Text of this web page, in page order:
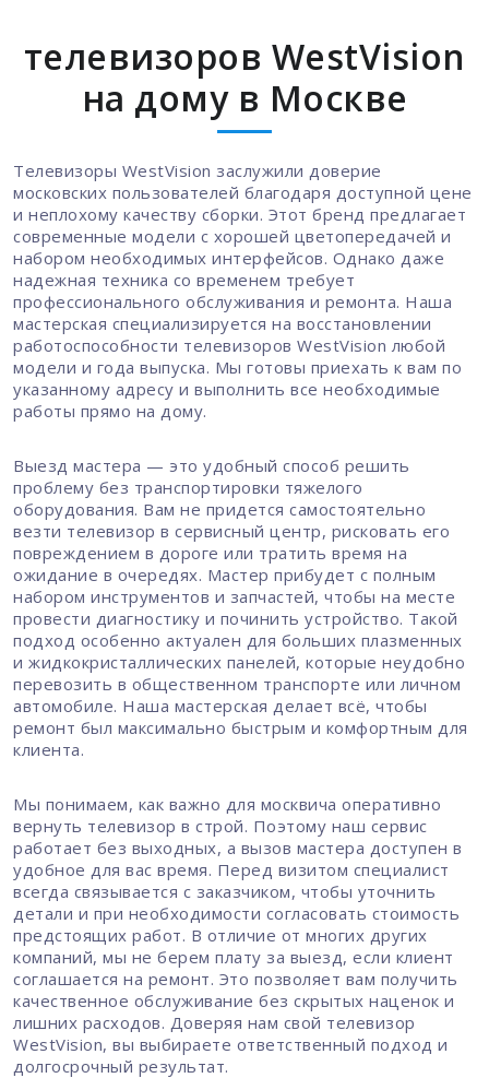
телевизоров WestVision
на дому в Москве
Телевизоры WestVision заслужили доверие
московских пользователей благодаря доступной цене
и неплохому качеству сборки. Этот бренд предлагает
современные модели с хорошей цветопередачей и
набором необходимых интерфейсов. Однако даже
надежная техника со временем требует
профессионального обслуживания и ремонта. Наша
мастерская специализируется на восстановлении
работоспособности телевизоров WestVision любой
модели и года выпуска. Мы готовы приехать к вам по
указанному адресу и выполнить все необходимые
работы прямо на дому.
Выезд мастера — это удобный способ решить
проблему без транспортировки тяжелого
оборудования. Вам не придется самостоятельно
везти телевизор в сервисный центр, рисковать его
повреждением в дороге или тратить время на
ожидание в очередях. Мастер прибудет с полным
набором инструментов и запчастей, чтобы на месте
провести диагностику и починить устройство. Такой
подход особенно актуален для больших плазменных
и жидкокристаллических панелей, которые неудобно
перевозить в общественном транспорте или личном
автомобиле. Наша мастерская делает всё, чтобы
ремонт был максимально быстрым и комфортным для
клиента.
Мы понимаем, как важно для москвича оперативно
вернуть телевизор в строй. Поэтому наш сервис
работает без выходных, а вызов мастера доступен в
удобное для вас время. Перед визитом специалист
всегда связывается с заказчиком, чтобы уточнить
детали и при необходимости согласовать стоимость
предстоящих работ. В отличие от многих других
компаний, мы не берем плату за выезд, если клиент
соглашается на ремонт. Это позволяет вам получить
качественное обслуживание без скрытых наценок и
лишних расходов. Доверяя нам свой телевизор
WestVision, вы выбираете ответственный подход и
долгосрочный результат.